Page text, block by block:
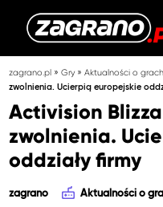
zagrano.pl »Gry»Aktualności o grach
zwolnienia. Ucierpią europejskie
Activision
zwolnienia.
oddziały firmy
zagrano Aktualności o